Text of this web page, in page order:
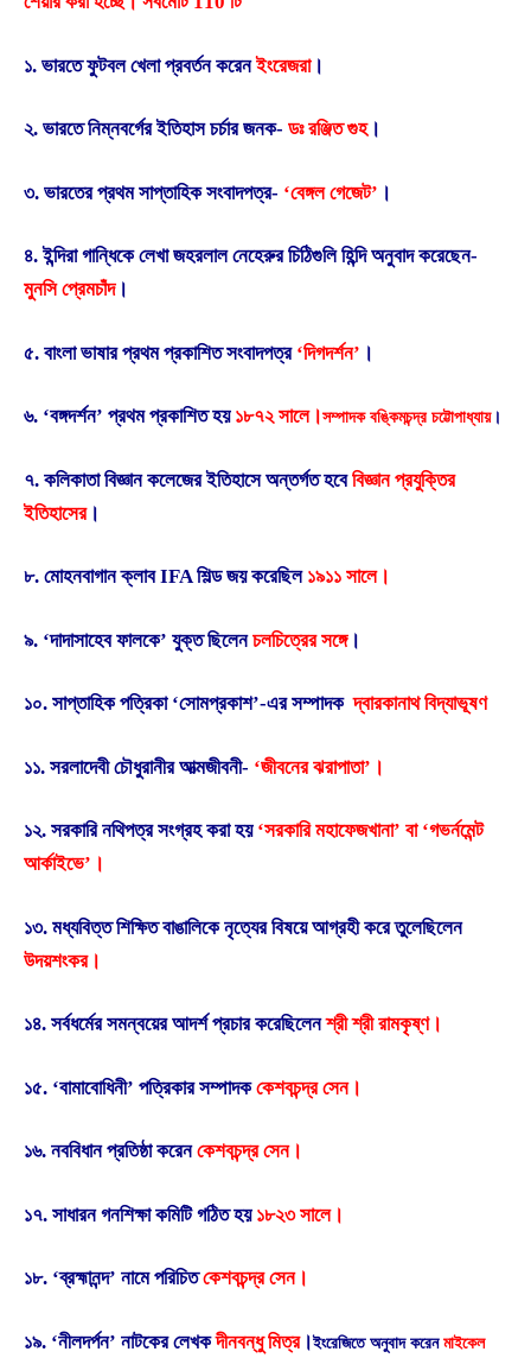
১. ভারতে ফুটবল খেলা প্রবর্তন করেনইংরেজরা।
২. ভারতে নিম্নবর্গের ইতিহাস চর্চার জনক- ডঃ রঞ্জিত গুহ।
৩. ভারতের প্রথম সাপ্তাহিক সংবাদপত্র- ‘বেঙ্গল গেজেট’ ।
৪. ইন্দিরা গান্ধিকে লেখা জহরলাল নেহেরুর চিঠিগুলি হিন্দি অনুবাদ করেছেন-
মুনসি প্রেমচাঁদ।
৫. বাংলা ভাষার প্রথম প্রকাশিত সংবাদপত্র‘দিগদর্শন’ ।
৬. ‘বঙ্গদর্শন’ প্রথম প্রকাশিত হয়১৮৭২ সালে।সম্পাদক বঙ্কিমচন্দ্র চট্টোপাধ্যায়।
৭. কলিকাতা বিজ্ঞান কলেজের ইতিহাসে অন্তর্গত হবেবিজ্ঞান প্রযুক্তির
ইতিহাসের।
৮. মোহনবাগান ক্লাব IFA শিল্ড জয় করেছিল ১৯১১ সালে।
৯. ‘দাদাসাহেব ফালকে’ যুক্ত ছিলেনচলচিত্রের সঙ্গে।
১০. সাপ্তাহিক পত্রিকা ‘সোমপ্রকাশ’-এর সম্পাদক​দ্বারকানাথ বিদ্যাভূষণ
১১. সরলাদেবী চৌধুরানীর আত্মজীবনী- ‘জীবনের ঝরাপাতা’।
১২. সরকারি নথিপত্র সংগ্রহ করা হয়‘সরকারি মহাফেজখানা’ বা ‘গভর্নমেন্ট
আর্কাইভে’।
১৩. মধ্যবিত্ত শিক্ষিত বাঙালিকে নৃত্যের বিষয়ে আগ্রহী করে তুলেছিলেন
উদয়শংকর।
১৪. সর্বধর্মের সমন্বয়ের আদর্শ প্রচার করেছিলেনশ্রী শ্রী রামকৃষ্ণ।
১৫. ‘বামাবোধিনী’ পত্রিকার সম্পাদককেশবচন্দ্র সেন।
১৬. নববিধান প্রতিষ্ঠা করেনকেশবচন্দ্র সেন।
১৭. সাধারন গনশিক্ষা কমিটি গঠিত হয়১৮২৩ সালে।
১৮. ‘ব্রহ্মানন্দ’ নামে পরিচিতকেশবচন্দ্র সেন।
১৯. ‘নীলদর্পন’ নাটকের লেখকদীনবন্ধু মিত্র।ইংরেজিতে অনুবাদ করেনমাইকেল